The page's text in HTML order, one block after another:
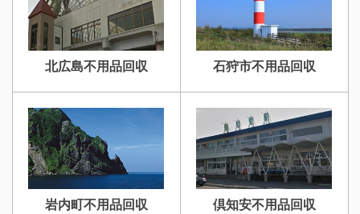
北広島不用品回収 石狩市不用品回収
岩内町不用品回収 倶知安不用品回収